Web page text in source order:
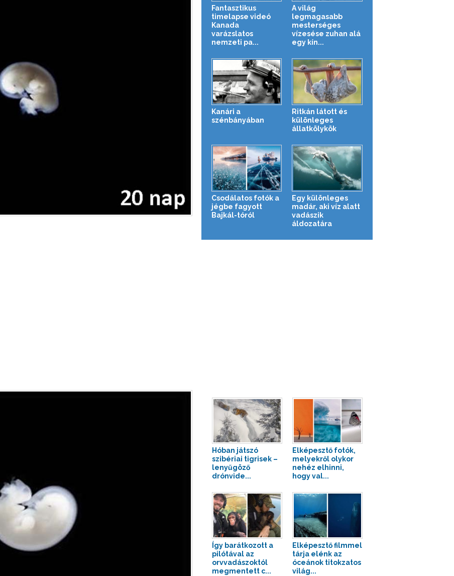
Fantasztikus
timelapse videó
Kanada
varázslatos
nemzeti pa...
A világ
legmagasabb
mesterséges
vízesése zuhan alá
egy kín...
Kanári a
szénbányában
Ritkán látott és
különleges
állatkölykök
Csodálatos fotók a
jégbe fagyott
Bajkál-tóról
Egy különleges
madár, aki víz alatt
vadászik
áldozatára
Hóban játszó
szibériai tigrisek –
lenyűgöző
drónvide...
Elképesztő fotók,
melyekről olykor
nehéz elhinni,
hogy val...
Így barátkozott a
pilótával az
orvvadászoktól
megmentett c...
Elképesztő filmmel
tárja elénk az
óceánok titokzatos
világ...